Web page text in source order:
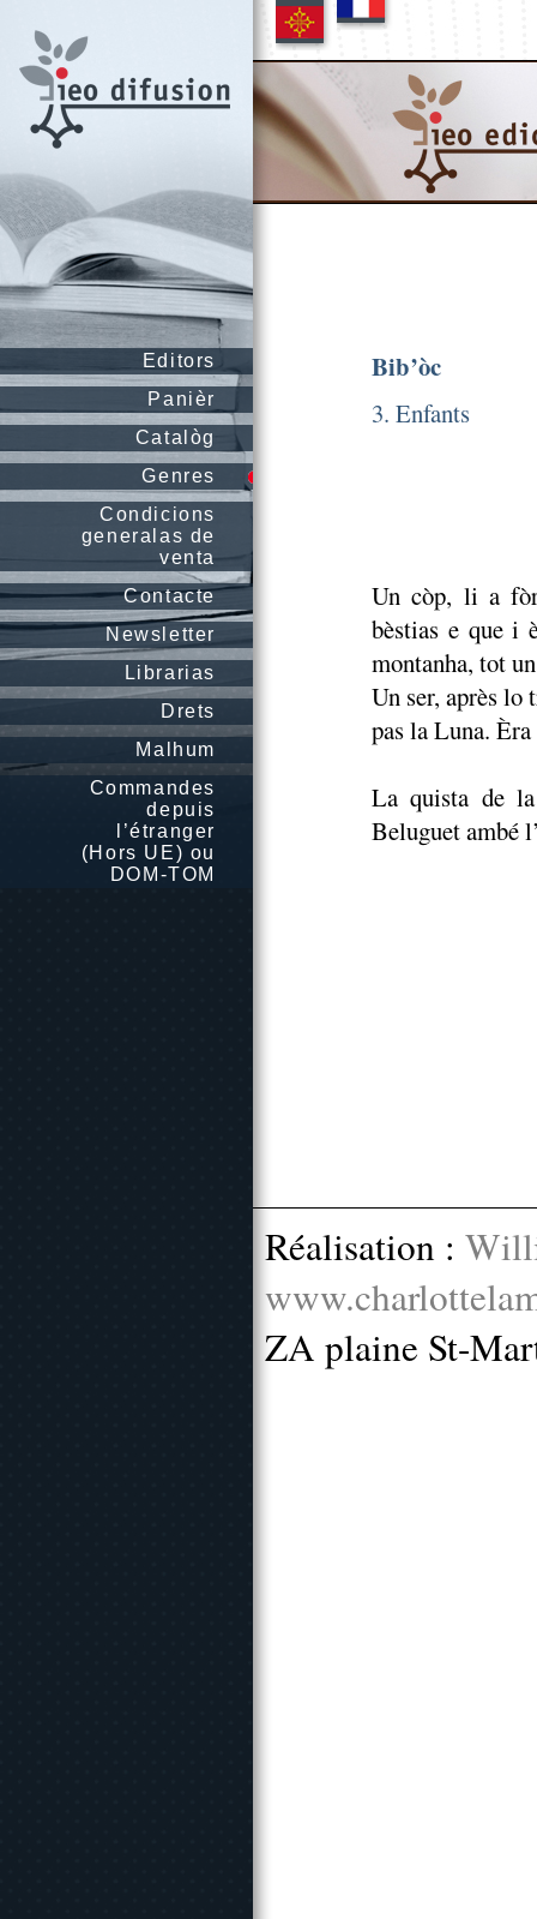
Editors
Panièr
Catalòg
Genres
Condicions
generalas de
venta
Contacte
Newsletter
Librarias
Drets
Malhum
Commandes
depuis
l’étranger
(Hors UE) ou
DOM-TOM
Bib’òc
3. Enfants
Un còp, li a
bèstias e que i
montanha, tot
Un ser, après lo
pas la Luna.
La quista de
Beluguet ambé
Réalisation :
ZA plaine St-